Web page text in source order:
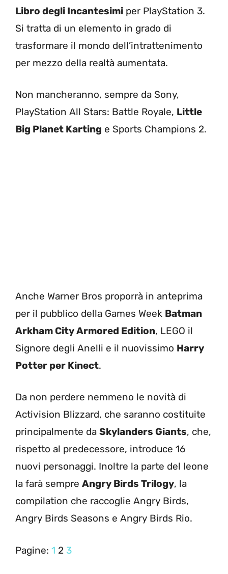
Libro degli Incantesimi per PlayStation 3.
Si tratta di un elemento in grado di
trasformare il mondo dell’intrattenimento
per mezzo della realtà aumentata.
Non mancheranno, sempre da Sony,
PlayStation All Stars: Battle Royale, Little
Big Planet Karting e Sports Champions 2.
Anche Warner Bros proporrà in anteprima
per il pubblico della Games Week Batman
Arkham City Armored Edition, LEGO il
Signore degli Anelli e il nuovissimo Harry
Potter per Kinect.
Da non perdere nemmeno le novità di
Activision Blizzard, che saranno costituite
principalmente da Skylanders Giants, che,
rispetto al predecessore, introduce 16
nuovi personaggi. Inoltre la parte del leone
la farà sempre Angry Birds Trilogy, la
compilation che raccoglie Angry Birds,
Angry Birds Seasons e Angry Birds Rio.
Pagine: 1 2 3